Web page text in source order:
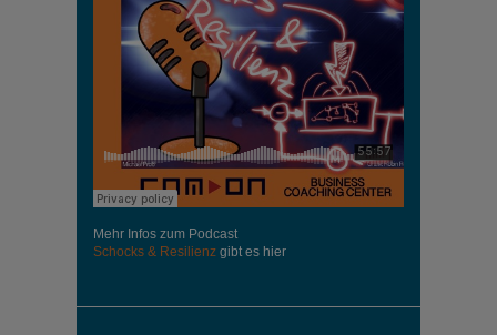
Mehr Infos zum Podcast
Schocks & Resilienz gibt es hier